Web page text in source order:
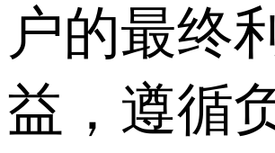
户的最终
益，遵循